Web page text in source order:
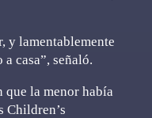
y lamentablemente
casa”, señaló.
la menor había
Children’s